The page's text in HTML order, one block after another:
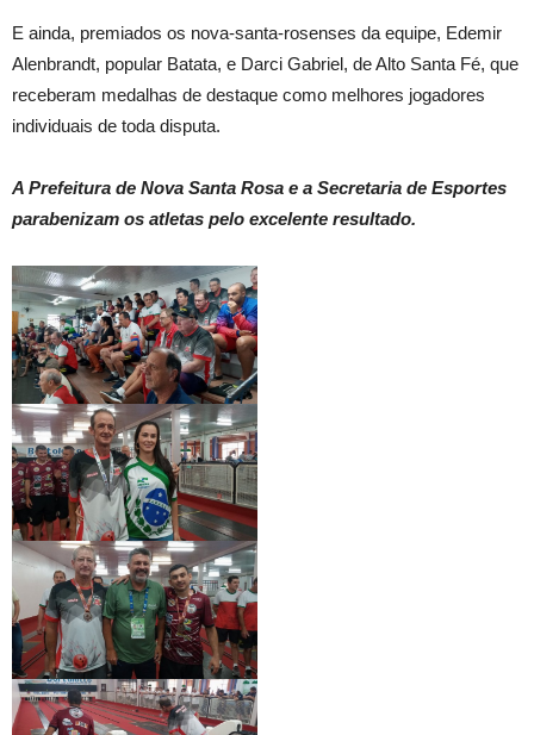
E ainda, premiados os nova-santa-rosenses da equipe, Edemir
Alenbrandt, popular Batata, e Darci Gabriel, de Alto Santa Fé, que
receberam medalhas de destaque como melhores jogadores
individuais de toda disputa.
A Prefeitura de Nova Santa Rosa e a Secretaria de Esportes
parabenizam os atletas pelo excelente resultado.